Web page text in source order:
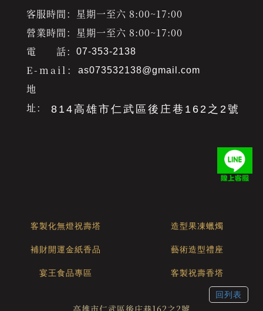
客服時間：星期一至六 8:00~17:00
營業時間：星期一至六 8:00~17:00
電 話：
07-353-2138
E-mail： as073532138@gmail.com
地
址：
814高雄市仁武區後庄巷162之2號
客製化無燈祝壽塔 造型果凍蠟燭
補財開運金紙香品 藝術造型禮座
宴王食品專區 客製祝壽香塔
高雄市仁武區後庄巷162之2號
回列表